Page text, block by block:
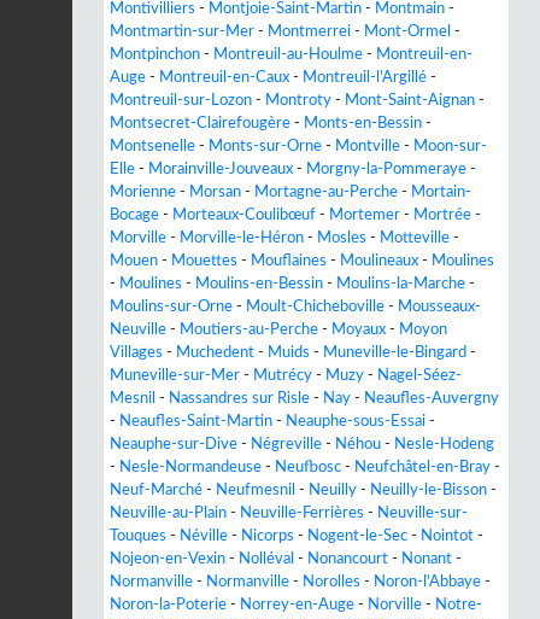
Montivilliers - Montjoie-Saint-Martin - Montmain -
Montmartin-sur-Mer - Montmerrei - Mont-Ormel -
Montpinchon - Montreuil-au-Houlme - Montreuil-en-
Auge - Montreuil-en-Caux - Montreuil-l'Argillé -
Montreuil-sur-Lozon - Montroty - Mont-Saint-Aignan -
Montsecret-Clairefougère - Monts-en-Bessin -
Montsenelle - Monts-sur-Orne - Montville - Moon-sur-
Elle - Morainville-Jouveaux - Morgny-la-Pommeraye -
Morienne - Morsan - Mortagne-au-Perche - Mortain-
Bocage - Morteaux-Coulibœuf - Mortemer - Mortrée -
Morville - Morville-le-Héron - Mosles - Motteville -
Mouen - Mouettes - Mouflaines - Moulineaux - Moulines
- Moulines - Moulins-en-Bessin - Moulins-la-Marche -
Moulins-sur-Orne - Moult-Chicheboville - Mousseaux-
Neuville - Moutiers-au-Perche - Moyaux - Moyon
Villages - Muchedent - Muids - Muneville-le-Bingard -
Muneville-sur-Mer - Mutrécy - Muzy - Nagel-Séez-
Mesnil - Nassandres sur Risle - Nay - Neaufles-Auvergny
- Neaufles-Saint-Martin - Neauphe-sous-Essai -
Neauphe-sur-Dive - Négreville - Néhou - Nesle-Hodeng
- Nesle-Normandeuse - Neufbosc - Neufchâtel-en-Bray -
Neuf-Marché - Neufmesnil - Neuilly - Neuilly-le-Bisson -
Neuville-au-Plain - Neuville-Ferrières - Neuville-sur-
Touques - Néville - Nicorps - Nogent-le-Sec - Nointot -
Nojeon-en-Vexin - Nolléval - Nonancourt - Nonant -
Normanville - Normanville - Norolles - Noron-l'Abbaye -
Noron-la-Poterie - Norrey-en-Auge - Norville - Notre-